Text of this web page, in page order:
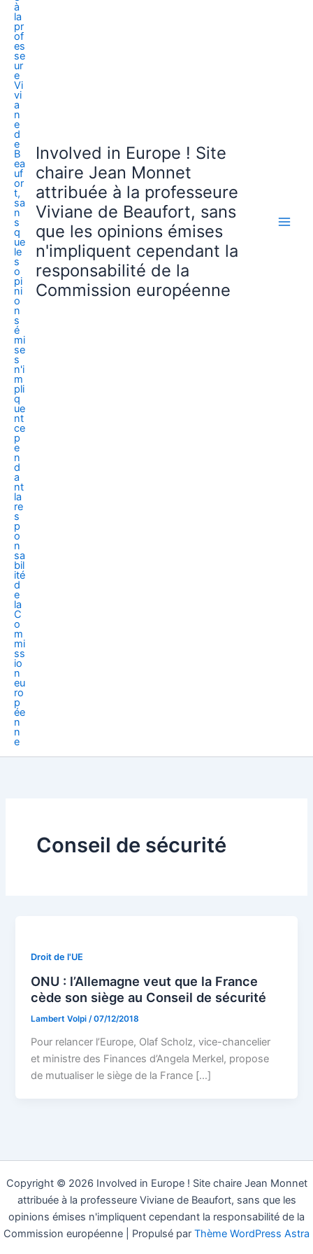
Involved in Europe ! Site
chaire Jean Monnet
attribuée à la professeure
Viviane de Beaufort, sans
que les opinions émises
n'impliquent cependant la
responsabilité de la
Commission européenne
Conseil de sécurité
Droit de l'UE
ONU : l’Allemagne veut que la France
cède son siège au Conseil de sécurité
Lambert Volpi /07/12/2018
Pour relancer l’Europe, Olaf Scholz, vice-chancelier
et ministre des Finances d’Angela Merkel, propose
de mutualiser le siège de la France […]
Copyright © 2026 Involved in Europe ! Site chaire Jean Monnet
attribuée à la professeure Viviane de Beaufort, sans que les
opinions émises n'impliquent cependant la responsabilité de la
Commission européenne | Propulsé par Thème WordPress Astra